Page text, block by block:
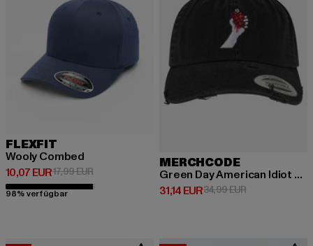
FLEXFIT
Wooly Combed
10,07 EUR
Derzeitiger Preis: 10,07 EUR
17,99 EURAktionspreis: 17,99 EUR
98% verfügbar
MERCHCODE
Green Day American Idiot Symbol Dad Cap
31,14 EUR
Derzeitiger Preis: 31,14 EUR
34,99 EURAktionspreis: